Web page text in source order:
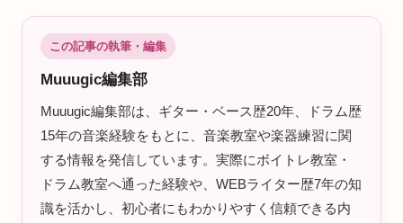
この記事の執筆・編集
Muuugic編集部
Muuugic編集部は、ギター・ベース歴20年、ドラム歴
15年の音楽経験をもとに、音楽教室や楽器練習に関
する情報を発信しています。実際にボイトレ教室・
ドラム教室へ通った経験や、WEBライター歴7年の知
識を活かし、初心者にもわかりやすく信頼できる内